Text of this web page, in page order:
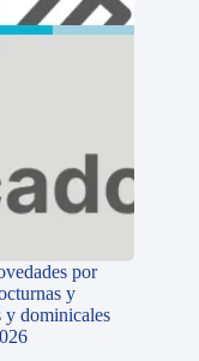
por
y
y dominicales